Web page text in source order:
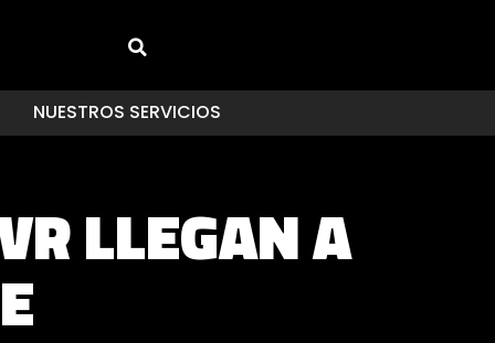
NUESTROS SERVICIOS
LLEGAN A